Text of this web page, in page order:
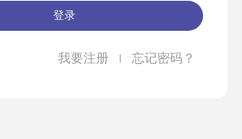
登录
我要注册 忘记密码？